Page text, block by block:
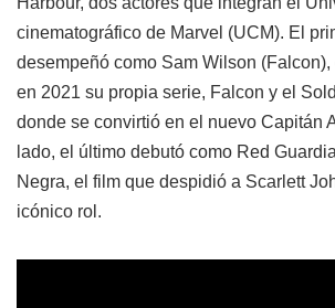
cinematográfico de Marvel (UCM). El
desempeñó como Sam Wilson
en 2021 su propia serie, Falcon y el
donde se convirtió en el nuevo Capitán
lado, el último debutó como Red
Negra, el film que despidió a Scarlett
icónico rol.